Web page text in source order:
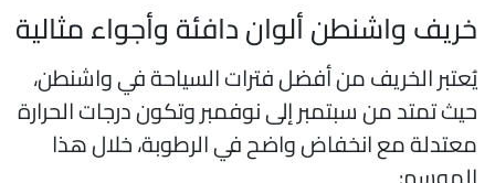
واشنطن ألوان دافئة وأجواء مثالية
الخريف من أفضل فترات السياحة في واشنطن،
تمتد من سبتمبر إلى نوفمبر وتكون درجات الحرارة
مع انخفاض واضح في الرطوبة، خلال هذا